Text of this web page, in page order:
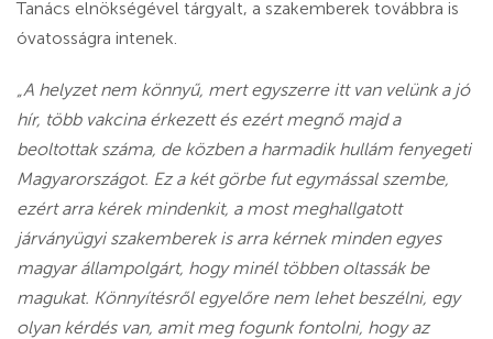
Tanács elnökségével tárgyalt, a szakemberek továbbra is
óvatosságra intenek.
„A helyzet nem könnyű, mert egyszerre itt van velünk a jó
hír, több vakcina érkezett és ezért megnő majd a
beoltottak száma, de közben a harmadik hullám fenyegeti
Magyarországot. Ez a két görbe fut egymással szembe,
ezért arra kérek mindenkit, a most meghallgatott
járványügyi szakemberek is arra kérnek minden egyes
magyar állampolgárt, hogy minél többen oltassák be
magukat. Könnyítésről egyelőre nem lehet beszélni, egy
olyan kérdés van, amit meg fogunk fontolni, hogy az